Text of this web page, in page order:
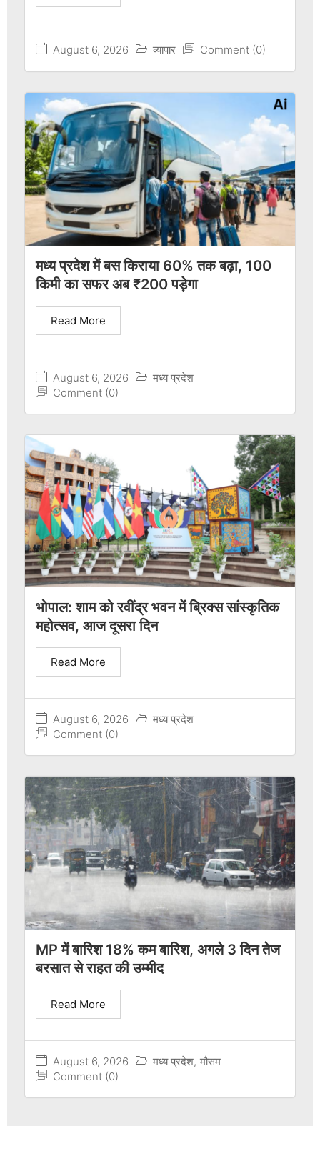
August 6, 2026 व्यापार Comment (0)
मध्य प्रदेश में बस किराया 60% तक बढ़ा, 100
किमी का सफर अब ₹200 पड़ेगा
August 6, 2026
मध्य प्रदेश
Comment (0)
Read More
भोपाल: शाम को रवींद्र भवन में ब्रिक्स सांस्कृतिक
महोत्सव, आज दूसरा दिन
August 6, 2026
मध्य प्रदेश
Comment (0)
Read More
MP में बारिश 18% कम बारिश, अगले 3 दिन तेज
बरसात से राहत की उम्मीद
August 6, 2026 मध्य प्रदेश, मौसम
Comment (0)
Read More